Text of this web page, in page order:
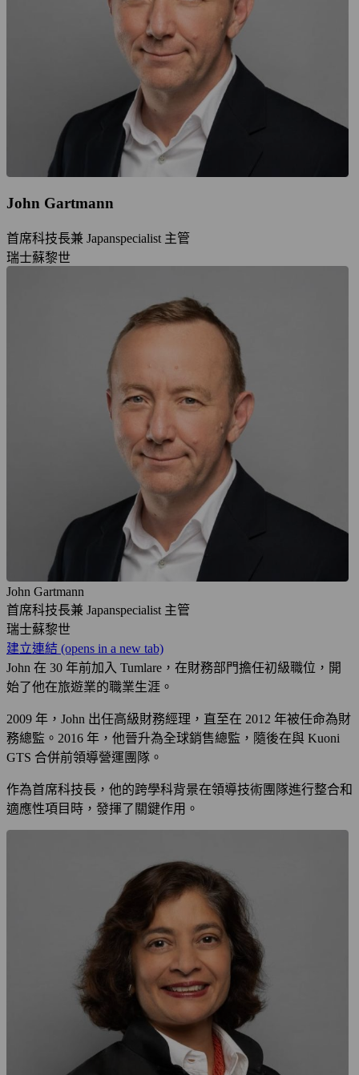
John Gartmann
首席科技長兼 Japanspecialist 主管
瑞士蘇黎世
John Gartmann
首席科技長兼 Japanspecialist 主管
瑞士蘇黎世
建立連結 (opens in a new tab)
John 在 30 年前加入 Tumlare，在財務部門擔任初級職位，開
始了他在旅遊業的職業生涯。
2009 年，John 出任高級財務經理，直至在 2012 年被任命為財
務總監。2016 年，他晉升為全球銷售總監，隨後在與 Kuoni
GTS 合併前領導營運團隊。
作為首席科技長，他的跨學科背景在領導技術團隊進行整合和
適應性項目時，發揮了關鍵作用。